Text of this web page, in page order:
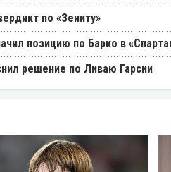
по «Зениту»
позицию по Барко в
решение по Ливаю Гарсии